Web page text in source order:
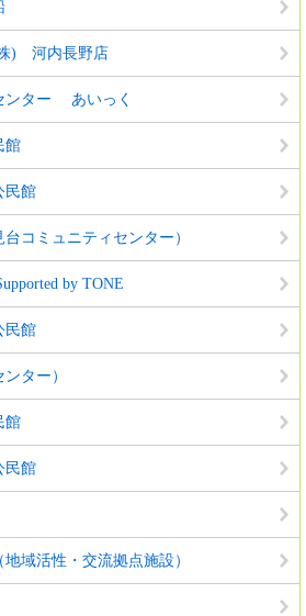
) 河内長野店
ンター あいっく
館
民館
コミュニティセンター）
by TONE
民館
ター）
館
民館
域活性・交流拠点施設）